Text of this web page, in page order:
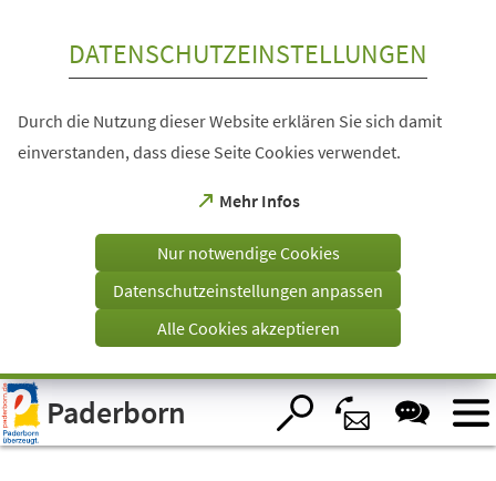
Visuelle
Assistenzsoftware
öffnen.
DATENSCHUTZEINSTELLUNGEN
Durch die Nutzung dieser Website erklären Sie sich damit
einverstanden, dass diese Seite Cookies verwendet.
Mehr Infos
(Öffnet
einem
Tab)
Nur notwendige Cookies
Datenschutzeinstellungen anpassen
Alle Cookies akzeptieren
Paderborn